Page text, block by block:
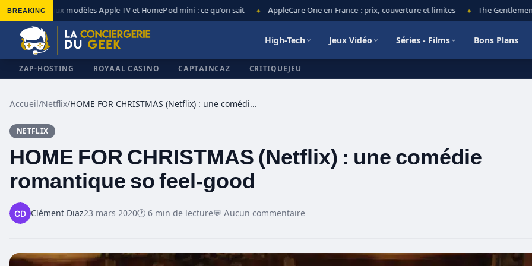
BREAKING
◆ Nouveaux modèles Apple TV et HomePod mini : ce qu’on sait AppleCare One en France : prix, couverture et limites The Gentlemen
High-Tech Jeux Vidéo Séries - Films Bons Plans
ZAP-HOSTING ROYAAL CASINO CAPTAINCAZ CRITIQUEJEU
Accueil/Netflix/ HOME FOR CHRISTMAS (Netflix) : une comédie romantique so feel-good
NETFLIX
HOME FOR CHRISTMAS (Netflix) : une comédie
romantique so feel-good
Clément Diaz23 mars 2020🕐 6 min de lecture💬 Aucun commentaire